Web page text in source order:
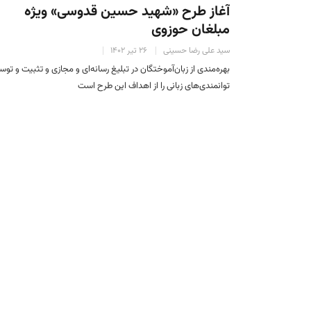
آغاز طرح «شهید حسین قدوسی» ویژه
مبلغان حوزوی
سید علی رضا حسینی ۲۶ تیر ۱۴۰۲
بهره‌مندی از زبان‌آموختگان در تبلیغ رسانه‌ای و مجازی و تثبیت و
توانمندی‌های زبانی را از اهداف این طرح است